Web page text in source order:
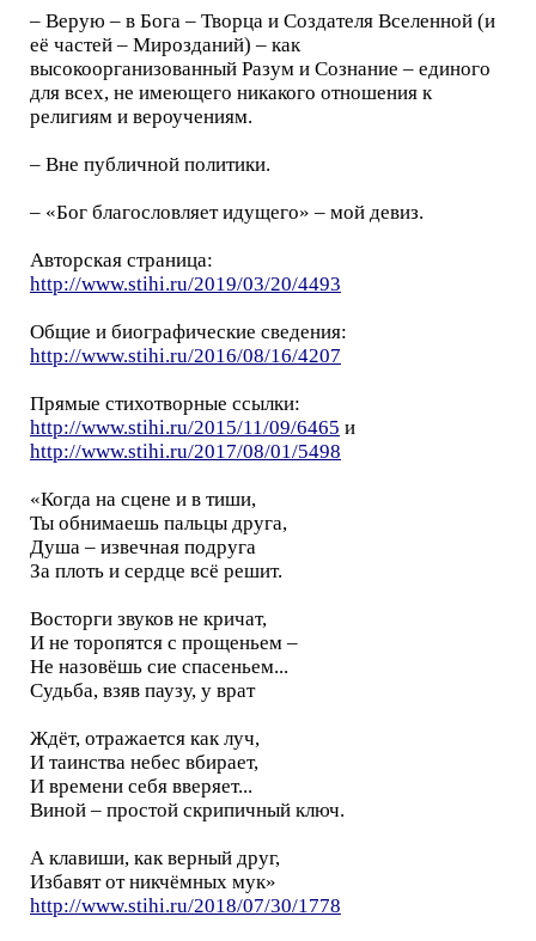
– Верую – в Бога – Творца и Создателя Вселенной (и
её частей – Мирозданий) – как
высокоорганизованный Разум и Сознание – единого
для всех, не имеющего никакого отношения к
религиям и вероучениям.
– Вне публичной политики.
– «Бог благословляет идущего» – мой девиз.
Авторская страница:
http://www.stihi.ru/2019/03/20/4493
Общие и биографические сведения:
http://www.stihi.ru/2016/08/16/4207
Прямые стихотворные ссылки:
http://www.stihi.ru/2015/11/09/6465 и
http://www.stihi.ru/2017/08/01/5498
«Когда на сцене и в тиши,
Ты обнимаешь пальцы друга,
Душа – извечная подруга
За плоть и сердце всё решит.
Восторги звуков не кричат,
И не торопятся с прощеньем –
Не назовёшь сие спасеньем...
Судьба, взяв паузу, у врат
Ждёт, отражается как луч,
И таинства небес вбирает,
И времени себя вверяет...
Виной – простой скрипичный ключ.
А клавиши, как верный друг,
Избавят от никчёмных мук»
http://www.stihi.ru/2018/07/30/1778